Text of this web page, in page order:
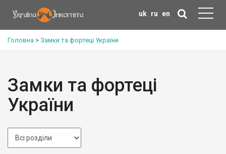
uk ru en
Головна > Замки та фортеці України
Замки та фортеці
України